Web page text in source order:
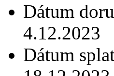
Dátum
4.12.2023
Dátum